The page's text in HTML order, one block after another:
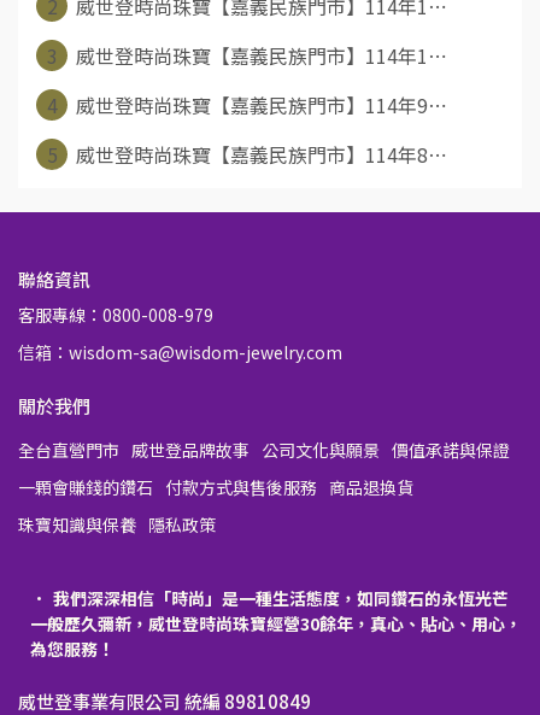
3
威世登時尚珠寶【嘉義民族門市】114年1⋯
4
威世登時尚珠寶【嘉義民族門市】114年9⋯
5
威世登時尚珠寶【嘉義民族門市】114年8⋯
聯絡資訊
客服專線：0800-008-979
信箱：wisdom-sa@wisdom-jewelry.com
關於我們
全台直營門市 威世登品牌故事 公司文化與願景 價值承諾與保證
一顆會賺錢的鑽石 付款方式與售後服務 商品退換貨
珠寶知識與保養 隱私政策
我們深深相信「時尚」是一種生活態度，如同鑽石的永恆光芒
一般歷久彌新，威世登時尚珠寶經營30餘年，真心、貼心、用心，
為您服務！
威世登事業有限公司 統編 89810849